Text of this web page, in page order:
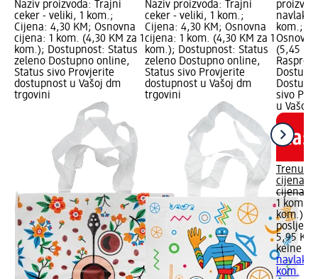
Naziv proizvoda: Trajni
ceker - veliki, 1 kom.;
Cijena: 4,30 KM; Osnovna
cijena: 1 kom. (4,30 KM za 1
kom.); Dostupnost: Status
zeleno Dostupno online,
Status sivo Provjerite
dostupnost u Vašoj dm
trgovini
Naziv proizvoda: Trajni
ceker - veliki, 1 kom.;
Cijena: 4,30 KM; Osnovna
cijena: 1 kom. (4,30 KM za 1
kom.); Dostupnost: Status
zeleno Dostupno online,
Status sivo Provjerite
dostupnost u Vašoj dm
trgovini
navlake
kom.;
(5,45
sivo
u Vašoj
cijena:
cijena:
1 kom.
kom.)
5,95 KM
keine
navlake
kom.